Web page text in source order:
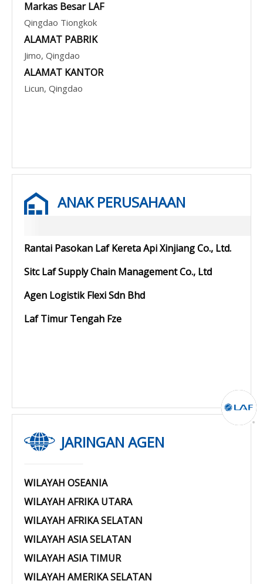
Markas Besar LAF
Qingdao Tiongkok
ALAMAT PABRIK
Jimo, Qingdao
ALAMAT KANTOR
Licun, Qingdao
ANAK PERUSAHAAN
Rantai Pasokan Laf Kereta Api Xinjiang Co., Ltd.
Sitc Laf Supply Chain Management Co., Ltd
Agen Logistik Flexi Sdn Bhd
Laf Timur Tengah Fze
JARINGAN AGEN
WILAYAH OSEANIA
WILAYAH AFRIKA UTARA
WILAYAH AFRIKA SELATAN
WILAYAH ASIA SELATAN
WILAYAH ASIA TIMUR
WILAYAH AMERIKA SELATAN